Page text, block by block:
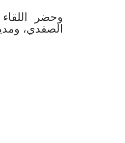
وحضر
الصفدي،